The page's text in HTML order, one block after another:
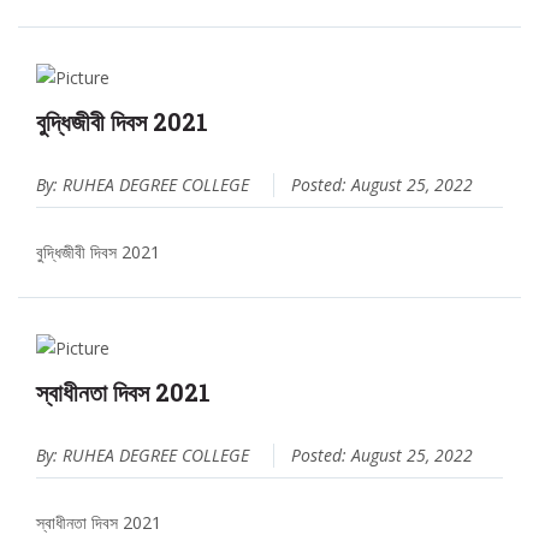
বুদ্ধিজীবী দিবস 2021
By: RUHEA DEGREE COLLEGE Posted: August 25, 2022
বুদ্ধিজীবী দিবস 2021
স্বাধীনতা দিবস 2021
By: RUHEA DEGREE COLLEGE Posted: August 25, 2022
স্বাধীনতা দিবস 2021